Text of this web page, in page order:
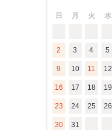
日 月 火 水
2 3 4 5
9 10 11 12
16 17 18 19
23 24 25 26
30 31